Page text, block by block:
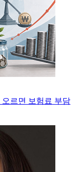
오르면 보험료 부담